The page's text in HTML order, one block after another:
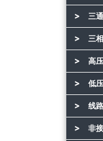
三
三
高
低
线
非